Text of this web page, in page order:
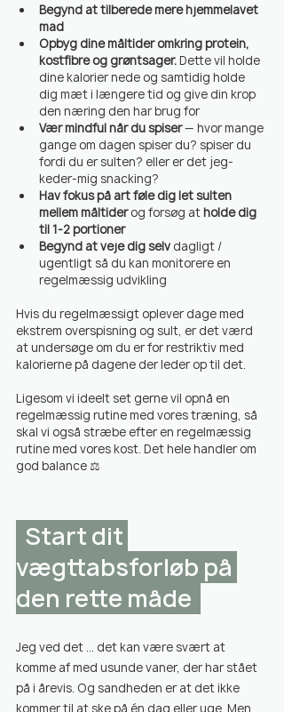
Begynd at tilberede mere hjemmelavet
mad
Opbyg dine måltider omkring protein,
kostfibre og grøntsager. Dette vil holde
dine kalorier nede og samtidig holde
dig mæt i længere tid og give din krop
den næring den har brug for
Vær mindful når du spiser — hvor mange
gange om dagen spiser du? spiser du
fordi du er sulten? eller er det jeg-
keder-mig snacking?
Hav fokus på art føle dig let sulten
mellem måltider og forsøg at holde dig
til 1-2 portioner
Begynd at veje dig selv dagligt /
ugentligt så du kan monitorere en
regelmæssig udvikling
Hvis du regelmæssigt oplever dage med
ekstrem overspisning og sult, er det værd
at undersøge om du er for restriktiv med
kalorierne på dagene der leder op til det.
Ligesom vi ideelt set gerne vil opnå en
regelmæssig rutine med vores træning, så
skal vi også stræbe efter en regelmæssig
rutine med vores kost. Det hele handler om
god balance ⚖️
vægttabsforløb på
den rette måde
Jeg ved det ... det kan være svært at
komme af med usunde vaner, der har stået
på i årevis. Og sandheden er at det ikke
kommer til at ske på én dag eller uge. Men